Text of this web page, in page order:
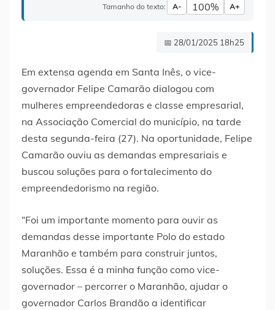
Tamanho do texto: A- 100% A+
📅 28/01/2025 18h25
Em extensa agenda em Santa Inês, o vice-
governador Felipe Camarão dialogou com
mulheres empreendedoras e classe empresarial,
na Associação Comercial do município, na tarde
desta segunda-feira (27). Na oportunidade, Felipe
Camarão ouviu as demandas empresariais e
buscou soluções para o fortalecimento do
empreendedorismo na região.
“Foi um importante momento para ouvir as
demandas desse importante Polo do estado
Maranhão e também para construir juntos,
soluções. Essa é a minha função como vice-
governador – percorrer o Maranhão, ajudar o
governador Carlos Brandão a identificar